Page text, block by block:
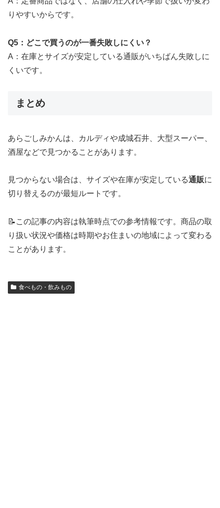
りやすいからです。
Q5：どこで買うのが一番失敗しにくい？
A：在庫とサイズが安定している通販がいちばん失敗しに
くいです。
まとめ
あらごしみかんは、カルディや成城石井、大型スーパー、
酒屋などで見つかることがあります。
見つからない場合は、サイズや在庫が安定している通販に
切り替えるのが最短ルートです。
📝この記事の内容は執筆時点での参考情報です。商品の取
り扱い状況や価格は時期やお住まいの地域によって変わる
ことがあります。
食べもの・飲みもの